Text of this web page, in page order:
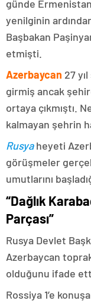
günde
yenilginin
Başbakan
etmişti.
Azerbaycan 27
girmiş ancak
ortaya çıkmıştı.
kalmayan şehrin
Rusyaheyeti
görüşmeler
umutlarını
“Dağlık
Parçası”
Rusya Devlet
Azerbaycan
olduğunu ifade
Rossiya 1’e